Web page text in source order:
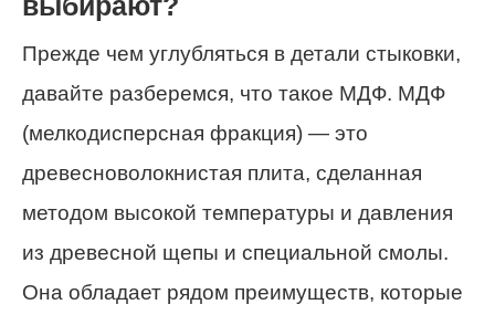
выбирают?
Прежде чем углубляться в детали стыковки,
давайте разберемся, что такое МДФ. МДФ
(мелкодисперсная фракция) — это
древесноволокнистая плита, сделанная
методом высокой температуры и давления
из древесной щепы и специальной смолы.
Она обладает рядом преимуществ, которые